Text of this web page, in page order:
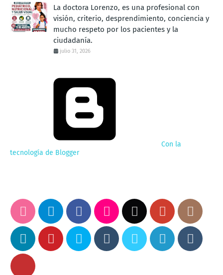
La doctora Lorenzo, es una profesional con
visión, criterio, desprendimiento, conciencia y
mucho respeto por los pacientes y la
ciudadanía.
julio 31, 2026
Con la
tecnología de Blogger